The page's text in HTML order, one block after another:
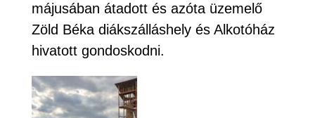
májusában átadott és azóta üzemelő
Zöld Béka diákszálláshely és Alkotóház
hivatott gondoskodni.